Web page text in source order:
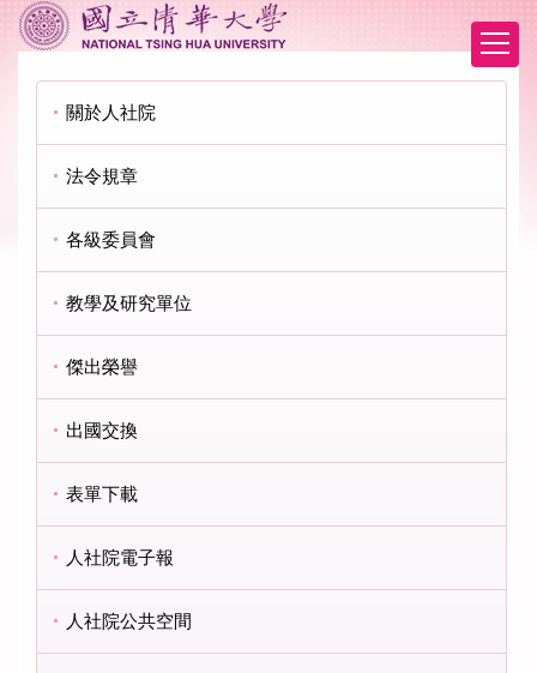
跳
到
關於人社院
法令規章
各級委員會
教學及研究單位
傑出榮譽
出國交換
表單下載
人社院電子報
人社院公共空間